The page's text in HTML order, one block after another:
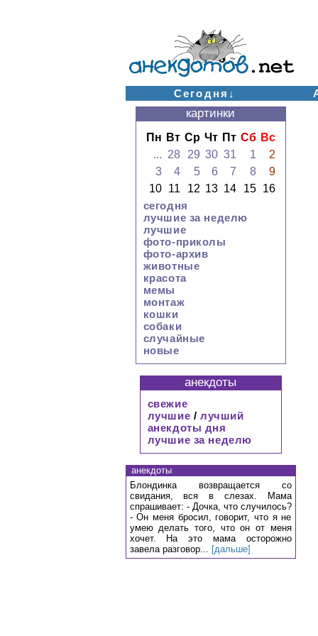
Сегодня↓
картинки
Пн Вт Ср Чт Пт Сб Вс
... 28 29 30 31 1
2
3
4 5 6 7 8
9
10
11 12 13 14 15
16
сегодня
лучшие за неделю
лучшие
фото-приколы
фото-архив
животные
красота
мемы
монтаж
кошки
собаки
случайные
новые
анекдоты
свежие
лучшие / лучший
анекдоты дня
лучшие за неделю
анекдоты
Блондинка возвращается со
свидания, вся в слезах. Мама
спрашивает: - Дочка, что случилось?
- Он меня бросил, говорит, что я не
умею делать того, что он от меня
хочет. На это мама осторожно
завела разговор... [дальше]